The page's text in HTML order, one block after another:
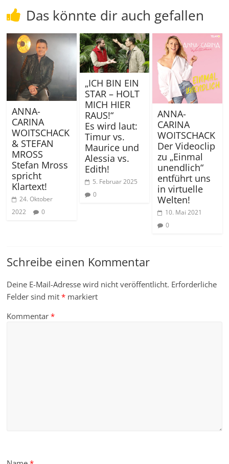
Das könnte dir auch gefallen
ANNA-
CARINA
WOITSCHACK
& STEFAN
MROSS
Stefan Mross
spricht
Klartext!
24. Oktober
2022
0
„ICH BIN EIN
STAR – HOLT
MICH HIER
RAUS!“
Es wird laut:
Timur vs.
Maurice und
Alessia vs.
Edith!
5. Februar 2025
0
ANNA-
CARINA
WOITSCHACK
Der Videoclip
zu „Einmal
unendlich“
entführt uns
in virtuelle
Welten!
10. Mai 2021
0
Schreibe einen Kommentar
Deine E-Mail-Adresse wird nicht veröffentlicht. Erforderliche
Felder sind mit* markiert
Kommentar*